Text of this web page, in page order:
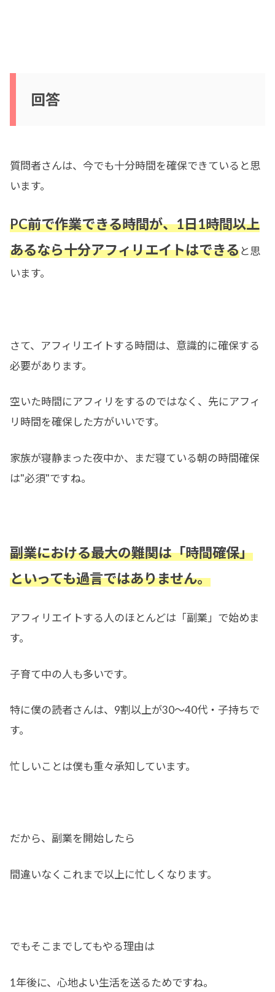
回答
質問者さんは、今でも十分時間を確保できていると思
います。
PC前で作業できる時間が、1日1時間以上
あるなら十分アフィリエイトはできると思
います。
さて、アフィリエイトする時間は、意識的に確保する
必要があります。
空いた時間にアフィリをするのではなく、先にアフィ
リ時間を確保した方がいいです。
家族が寝静まった夜中か、まだ寝ている朝の時間確保
は"必須"ですね。
副業における最大の難関は「時間確保」
といっても過言ではありません。
アフィリエイトする人のほとんどは「副業」で始めま
す。
子育て中の人も多いです。
特に僕の読者さんは、9割以上が30〜40代・子持ちで
す。
忙しいことは僕も重々承知しています。
だから、副業を開始したら
間違いなくこれまで以上に忙しくなります。
でもそこまでしてもやる理由は
1年後に、心地よい生活を送るためですね。